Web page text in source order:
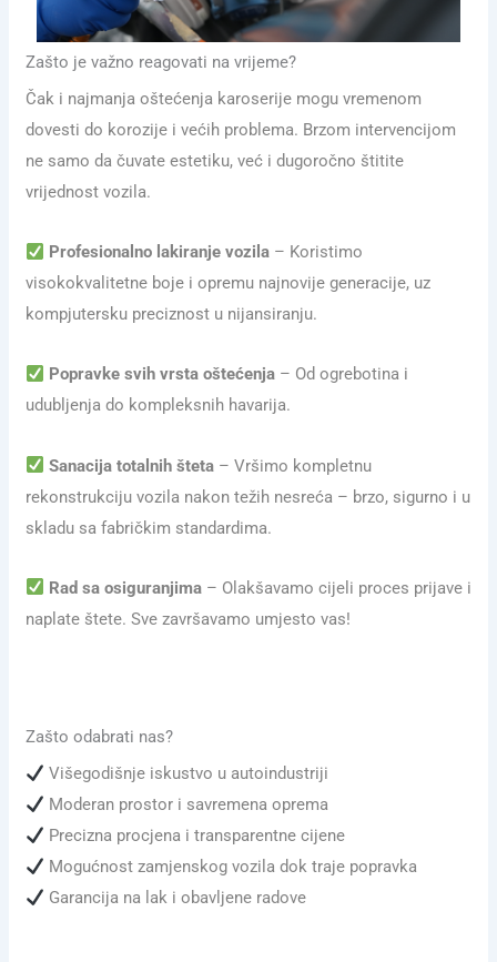
Zašto je važno reagovati na vrijeme?
Čak i najmanja oštećenja karoserije mogu vremenom
dovesti do korozije i većih problema. Brzom intervencijom
ne samo da čuvate estetiku, već i dugoročno štitite
vrijednost vozila.
Profesionalno lakiranje vozila– Koristimo
visokokvalitetne boje i opremu najnovije generacije, uz
kompjutersku preciznost u nijansiranju.
Popravke svih vrsta oštećenja– Od ogrebotina i
udubljenja do kompleksnih havarija.
Sanacija totalnih šteta– Vršimo kompletnu
rekonstrukciju vozila nakon težih nesreća – brzo, sigurno i u
skladu sa fabričkim standardima.
Rad sa osiguranjima– Olakšavamo cijeli proces prijave i
naplate štete. Sve završavamo umjesto vas!
Zašto odabrati nas?
Višegodišnje iskustvo u autoindustriji
Moderan prostor i savremena oprema
Precizna procjena i transparentne cijene
Mogućnost zamjenskog vozila dok traje popravka
Garancija na lak i obavljene radove